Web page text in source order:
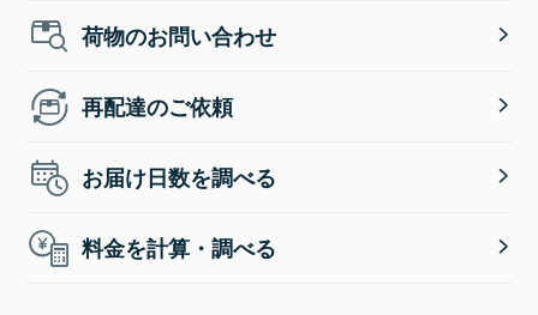
荷物のお問い合わせ
再配達のご依頼
お届け日数を調べる
料金を計算・調べる